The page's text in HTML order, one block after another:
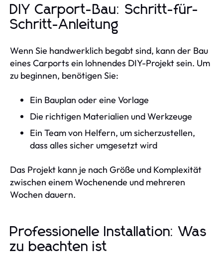
DIY Carport-Bau: Schritt-für-
Schritt-Anleitung
Wenn Sie handwerklich begabt sind, kann der Bau
eines Carports ein lohnendes DIY-Projekt sein. Um
zu beginnen, benötigen Sie:
Ein Bauplan oder eine Vorlage
Die richtigen Materialien und Werkzeuge
Ein Team von Helfern, um sicherzustellen,
dass alles sicher umgesetzt wird
Das Projekt kann je nach Größe und Komplexität
zwischen einem Wochenende und mehreren
Wochen dauern.
Professionelle Installation: Was
zu beachten ist